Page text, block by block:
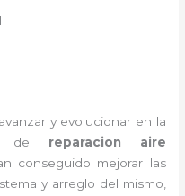
y evolucionar en la
de reparacion aire
conseguido mejorar las
y arreglo del mismo,